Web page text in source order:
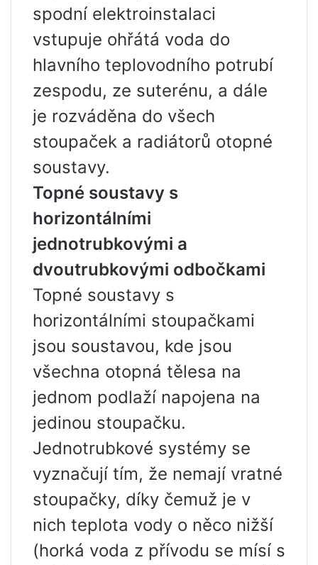
spodní elektroinstalaci
vstupuje ohřátá voda do
hlavního teplovodního potrubí
zespodu, ze suterénu, a dále
je rozváděna do všech
stoupaček a radiátorů otopné
soustavy.
Topné soustavy s
horizontálními
jednotrubkovými a
dvoutrubkovými odbočkami
Topné soustavy s
horizontálními stoupačkami
jsou soustavou, kde jsou
všechna otopná tělesa na
jednom podlaží napojena na
jedinou stoupačku.
Jednotrubkové systémy se
vyznačují tím, že nemají vratné
stoupačky, díky čemuž je v
nich teplota vody o něco nižší
(horká voda z přívodu se mísí s